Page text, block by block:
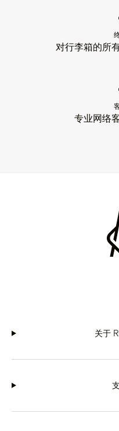
对行李箱的所
专业网络
关于